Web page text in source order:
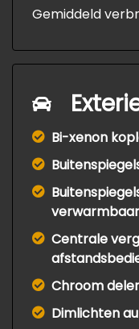
Gemiddeld
Bi-xenon
verwarmbaar
Centrale
Chroom
Dimlichten